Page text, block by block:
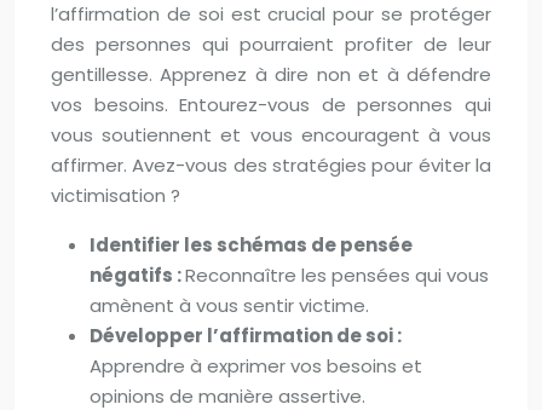
l’affirmation de soi est crucial pour se protéger
des personnes qui pourraient profiter de leur
gentillesse. Apprenez à dire non et à défendre
vos besoins. Entourez-vous de personnes qui
vous soutiennent et vous encouragent à vous
affirmer. Avez-vous des stratégies pour éviter la
victimisation ?
Identifier les schémas de pensée
négatifs :Reconnaître les pensées qui vous
amènent à vous sentir victime.
Développer l’affirmation de soi :
Apprendre à exprimer vos besoins et
opinions de manière assertive.